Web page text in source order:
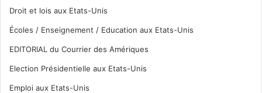
Droit et lois aux Etats-Unis
Écoles / Enseignement / Education aux Etats-Unis
EDITORIAL du Courrier des Amériques
Election Présidentielle aux Etats-Unis
Emploi aux Etats-Unis